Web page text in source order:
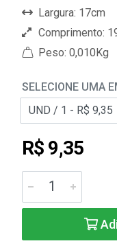
Largura: 17cm
Comprimento:
Peso: 0,010Kg
SELECIONE UMA
R$ 9,35